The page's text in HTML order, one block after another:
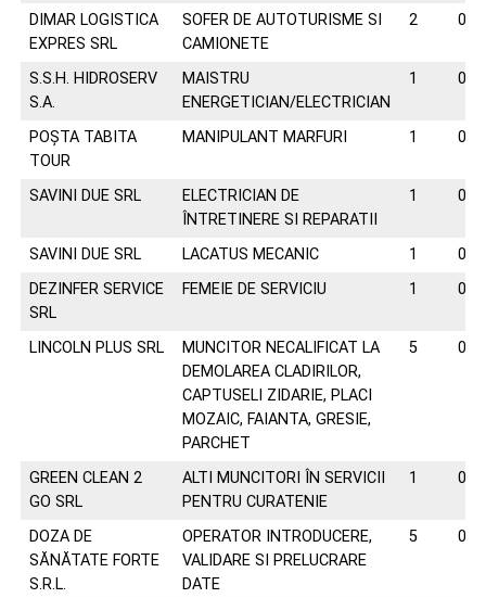
DIMAR LOGISTICA
EXPRES SRL
SOFER DE AUTOTURISME SI
CAMIONETE
2
S.S.H. HIDROSERV
S.A.
MAISTRU
ENERGETICIAN/ELECTRICIAN
1
POȘTA TABITA
TOUR
MANIPULANT MARFURI 1
SAVINI DUE SRL
ELECTRICIAN DE
ÎNTRETINERE SI REPARATII
1
SAVINI DUE SRL LACATUS MECANIC 1
DEZINFER SERVICE
SRL
FEMEIE DE SERVICIU 1
LINCOLN PLUS SRL
MUNCITOR NECALIFICAT LA
DEMOLAREA CLADIRILOR,
CAPTUSELI ZIDARIE, PLACI
MOZAIC, FAIANTA, GRESIE,
PARCHET
5
GREEN CLEAN 2
GO SRL
ALTI MUNCITORI ÎN SERVICII
PENTRU CURATENIE
1
DOZA DE
SĂNĂTATE FORTE
S.R.L.
OPERATOR INTRODUCERE,
VALIDARE SI PRELUCRARE
DATE
5